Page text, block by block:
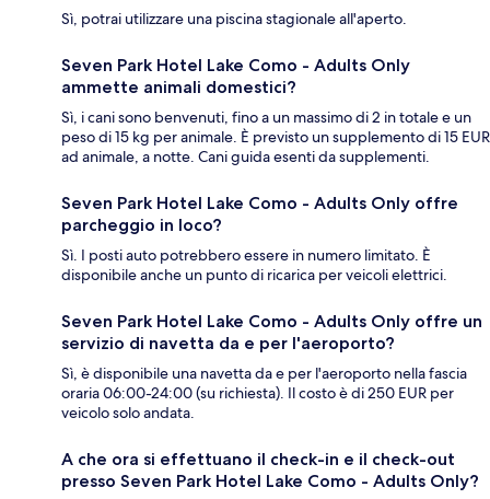
Sì, potrai utilizzare una piscina stagionale all'aperto.
Seven Park Hotel Lake Como - Adults Only
ammette animali domestici?
Sì, i cani sono benvenuti, fino a un massimo di 2 in totale e un
peso di 15 kg per animale. È previsto un supplemento di 15 EUR
ad animale, a notte. Cani guida esenti da supplementi.
Seven Park Hotel Lake Como - Adults Only offre
parcheggio in loco?
Sì. I posti auto potrebbero essere in numero limitato. È
disponibile anche un punto di ricarica per veicoli elettrici.
Seven Park Hotel Lake Como - Adults Only offre un
servizio di navetta da e per l'aeroporto?
Sì, è disponibile una navetta da e per l'aeroporto nella fascia
oraria 06:00-24:00 (su richiesta). Il costo è di 250 EUR per
veicolo solo andata.
A che ora si effettuano il check-in e il check-out
presso Seven Park Hotel Lake Como - Adults Only?